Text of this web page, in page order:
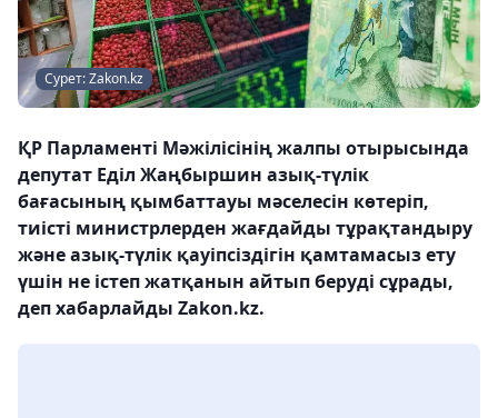
Сурет: Zakon.kz
ҚР Парламенті Мәжілісінің жалпы отырысында
депутат Еділ Жаңбыршин азық-түлік
бағасының қымбаттауы мәселесін көтеріп,
тиісті министрлерден жағдайды тұрақтандыру
және азық-түлік қауіпсіздігін қамтамасыз ету
үшін не істеп жатқанын айтып беруді сұрады,
деп хабарлайды Zakon.kz.